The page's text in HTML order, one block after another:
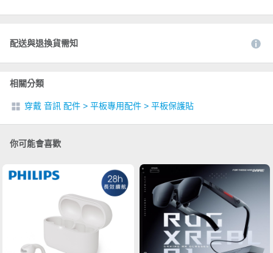
配送與退換貨需知
相關分類
穿戴 音訊 配件 > 平板專用配件 > 平板保護貼
你可能會喜歡